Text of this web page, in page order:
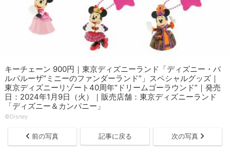
キーチェーン 900円｜東京ディズニーランド「ディズニー・パ
ルパルーザ“ミニーのファンダーランド”」スペシャルグッズ｜
東京ディズニーリゾート40周年“ドリームゴーラウンド”｜発売
日：2024年1月9日（火）｜販売店舗：東京ディズニーランド
「ディズニー＆カンパニー」
©Disney
前の写真 記事に戻る 次の写真